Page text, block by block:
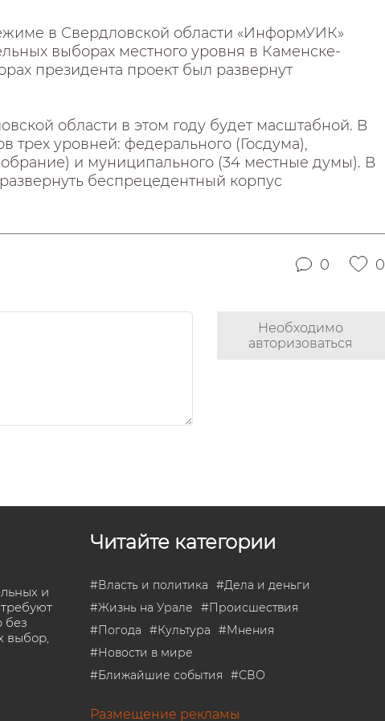
в Свердловской области «ИнформУИК»
выборах местного уровня в Каменске-
президента проект был развернут
области в этом году будет масштабной. В
трех уровней: федерального (Госдума),
и муниципального (34 местные думы). В
беспрецедентный корпус
0 0
Необходимо
авторизоваться
и
без
выбор,
Читайте категории
#Власть и политика #Дела и деньги
#Жизнь на Урале #Происшествия
#Погода #Культура #Мнения
#Новости в мире
#Ближайшие события #СВО
Размещение рекламы